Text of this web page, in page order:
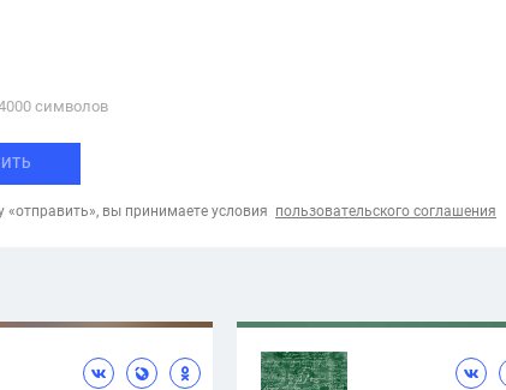
cимволов
«отправить», вы принимаете условия пользовательского соглашения